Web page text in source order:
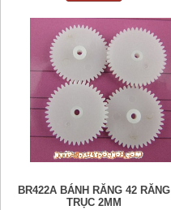
BR422A BÁNH RĂNG 42 RĂNG
TRỤC 2MM